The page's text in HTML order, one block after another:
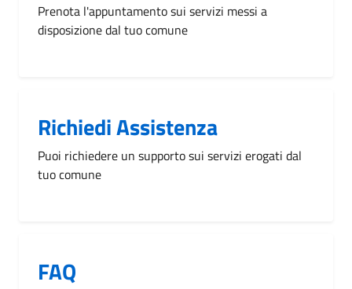
Prenota l'appuntamento sui servizi messi a
disposizione dal tuo comune
Richiedi Assistenza
Puoi richiedere un supporto sui servizi erogati dal
tuo comune
FAQ